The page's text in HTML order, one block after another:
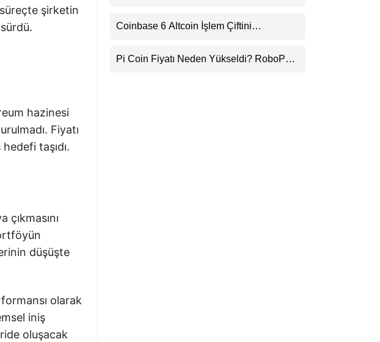
şirketin
hazinesi
Fiyatı
taşıdı.
düşüşte
olarak
iniş
oluşacak
Coinbase 6 Altcoin İşlem Çiftini
Pi Coin Fiyatı Neden Yükseldi? RoboPay